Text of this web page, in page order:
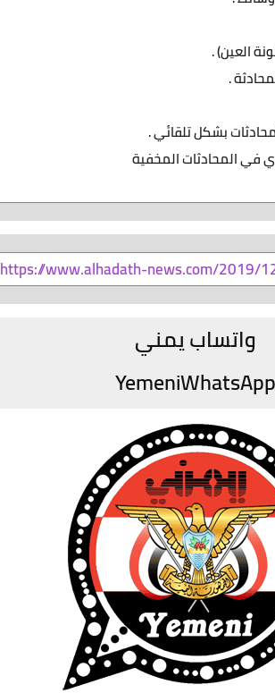
https://www.alhadath-news.com/2019/
واتساب يمني
YemeniWhatsApp